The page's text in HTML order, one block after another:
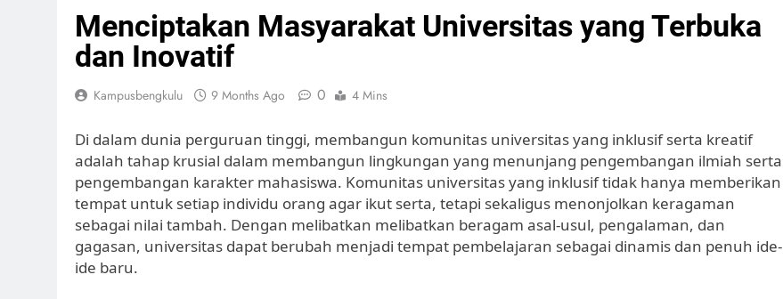
Menciptakan Masyarakat Universitas yang Terbuka
dan Inovatif
Kampusbengkulu 9 Months Ago 0 4 Mins
Di dalam dunia perguruan tinggi, membangun komunitas universitas yang inklusif serta kreatif
adalah tahap krusial dalam membangun lingkungan yang menunjang pengembangan ilmiah serta
pengembangan karakter mahasiswa. Komunitas universitas yang inklusif tidak hanya memberikan
tempat untuk setiap individu orang agar ikut serta, tetapi sekaligus menonjolkan keragaman
sebagai nilai tambah. Dengan melibatkan melibatkan beragam asal-usul, pengalaman, dan
gagasan, universitas dapat berubah menjadi tempat pembelajaran sebagai dinamis dan penuh ide-
ide baru.